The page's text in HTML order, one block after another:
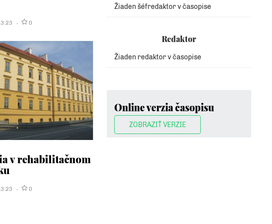
0
v rehabilitačnom
0
Žiaden šéfredaktor v časopise
Redaktor
Žiaden redaktor v časopise
Online verzia časopisu
ZOBRAZIŤ VERZIE